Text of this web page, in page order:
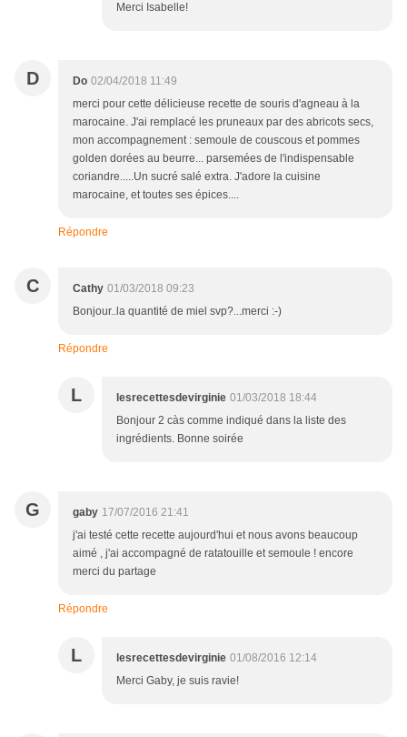
Merci Isabelle!
D Do 02/04/2018 11:49
merci pour cette délicieuse recette de souris d'agneau à la
marocaine. J'ai remplacé les pruneaux par des abricots secs,
mon accompagnement : semoule de couscous et pommes
golden dorées au beurre... parsemées de l'indispensable
coriandre.....Un sucré salé extra. J'adore la cuisine
marocaine, et toutes ses épices....
Répondre
C Cathy 01/03/2018 09:23
Bonjour..la quantité de miel svp?...merci :-)
Répondre
L lesrecettesdevirginie 01/03/2018 18:44
Bonjour 2 càs comme indiqué dans la liste des
ingrédients. Bonne soirée
G gaby 17/07/2016 21:41
j'ai testé cette recette aujourd'hui et nous avons beaucoup
aimé , j'ai accompagné de ratatouille et semoule ! encore
merci du partage
Répondre
L lesrecettesdevirginie 01/08/2016 12:14
Merci Gaby, je suis ravie!